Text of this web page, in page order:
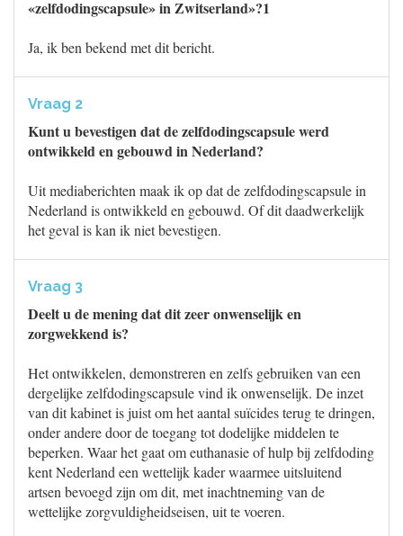
«zelfdodingscapsule» in Zwitserland»?1
Ja, ik ben bekend met dit bericht.
Vraag 2
Kunt u bevestigen dat de zelfdodingscapsule werd
ontwikkeld en gebouwd in Nederland?
Uit mediaberichten maak ik op dat de zelfdodingscapsule in
Nederland is ontwikkeld en gebouwd. Of dit daadwerkelijk
het geval is kan ik niet bevestigen.
Vraag 3
Deelt u de mening dat dit zeer onwenselijk en
zorgwekkend is?
Het ontwikkelen, demonstreren en zelfs gebruiken van een
dergelijke zelfdodingscapsule vind ik onwenselijk. De inzet
van dit kabinet is juist om het aantal suïcides terug te dringen,
onder andere door de toegang tot dodelijke middelen te
beperken. Waar het gaat om euthanasie of hulp bij zelfdoding
kent Nederland een wettelijk kader waarmee uitsluitend
artsen bevoegd zijn om dit, met inachtneming van de
wettelijke zorgvuldigheidseisen, uit te voeren.